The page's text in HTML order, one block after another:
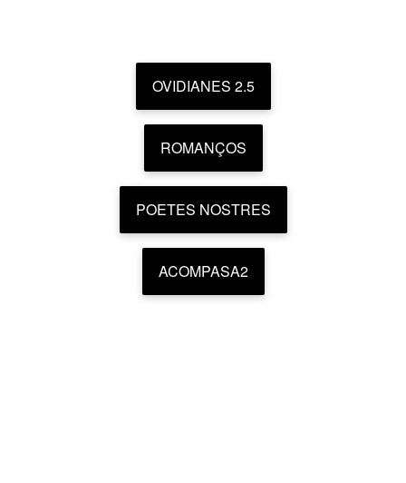
OVIDIANES 2.5
ROMANÇOS
POETES NOSTRES
ACOMPASA2